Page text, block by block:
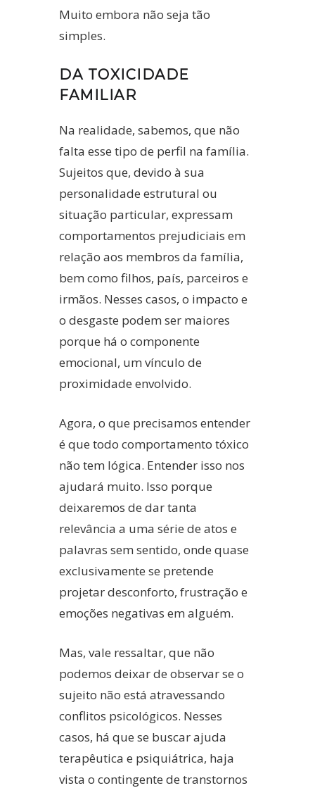
Muito embora não seja tão
simples.
DA TOXICIDADE
FAMILIAR
Na realidade, sabemos, que não
falta esse tipo de perfil na família.
Sujeitos que, devido à sua
personalidade estrutural ou
situação particular, expressam
comportamentos prejudiciais em
relação aos membros da família,
bem como filhos, país, parceiros e
irmãos. Nesses casos, o impacto e
o desgaste podem ser maiores
porque há o componente
emocional, um vínculo de
proximidade envolvido.
Agora, o que precisamos entender
é que todo comportamento tóxico
não tem lógica. Entender isso nos
ajudará muito. Isso porque
deixaremos de dar tanta
relevância a uma série de atos e
palavras sem sentido, onde quase
exclusivamente se pretende
projetar desconforto, frustração e
emoções negativas em alguém.
Mas, vale ressaltar, que não
podemos deixar de observar se o
sujeito não está atravessando
conflitos psicológicos. Nesses
casos, há que se buscar ajuda
terapêutica e psiquiátrica, haja
vista o contingente de transtornos